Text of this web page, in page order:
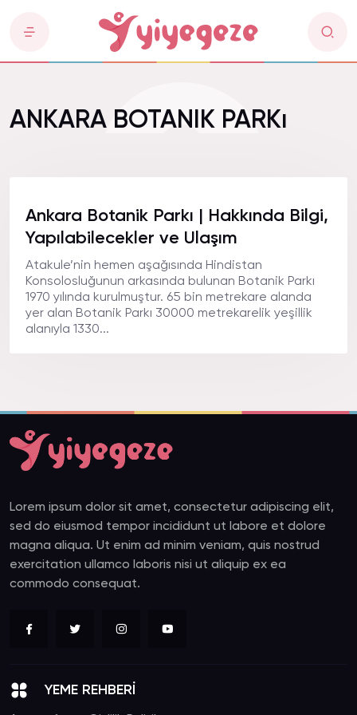
ANKARA BOTANIK PARKı
Ankara Botanik Parkı | Hakkında Bilgi,
Yapılabilecekler ve Ulaşım
Atakule’nin hemen aşağısında Hindistan
Konsolosluğunun arkasında bulunan Botanik Parkı
1970 yılında kurulmuştur. 65 bin metrekare alanda
yer alan Botanik Parkı 30000 metrekarelik yeşillik
alanıyla 1330...
Lorem ipsum dolor sit amet, consectetur adipiscing elit,
sed do eiusmod tempor incididunt ut labore et dolore
magna aliqua. Ut enim ad minim veniam, quis nostrud
exercitation ullamco laboris nisi ut aliquip ex ea
commodo consequat.
YEME REHBERİ